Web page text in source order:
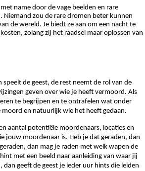
name door de vage beelden en rare
Niemand zou de rare dromen beter kunnen
de wereld. Je biedt ze aan om een nacht te
zolang zij het raadsel maar oplossen van
de geest, de rest neemt de rol van de
geven over wie je heeft vermoord. Als
te begrijpen en te ontrafelen wat onder
en natuurlijk wie het heeft gedaan.
aantal potentiële moordenaars, locaties en
jouw moordenaar is. Heb je dat geraden, dan
dan mag je raden met welk wapen de
met een beeld naar aanleiding van waar jij
geeft de geest je ieder uur hints die leiden